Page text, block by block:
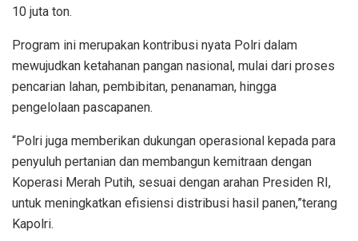
10 juta ton.
Program ini merupakan kontribusi nyata Polri dalam
mewujudkan ketahanan pangan nasional, mulai dari proses
pencarian lahan, pembibitan, penanaman, hingga
pengelolaan pascapanen.
“Polri juga memberikan dukungan operasional kepada para
penyuluh pertanian dan membangun kemitraan dengan
Koperasi Merah Putih, sesuai dengan arahan Presiden RI,
untuk meningkatkan efisiensi distribusi hasil panen,”terang
Kapolri.